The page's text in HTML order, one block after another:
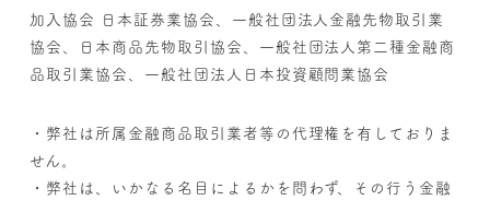
加入協会 日本証券業協会、一般社団法人金融先物取引業
協会、日本商品先物取引協会、一般社団法人第二種金融商
品取引業協会、一般社団法人日本投資顧問業協会
・弊社は所属金融商品取引業者等の代理権を有しておりま
せん。
・弊社は、いかなる名目によるかを問わず、その行う金融